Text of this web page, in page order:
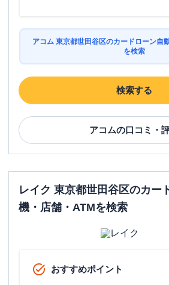
駐車場 ✕
アコム 経堂むじんく
平日：09:00-21:00
土曜：09:00-21:00
ATM営業時間
土曜：08:00-22:00
日祝：08:00-22:00
ATM 〇
✕
トラル経堂ビル２Ｆ
アコム 東京都世田谷区のカードローン自
を検索
検索する
アコムの口コミ・
レイク 東京都世田谷区のカー
機・店舗・ATMを検索
おすすめポイント